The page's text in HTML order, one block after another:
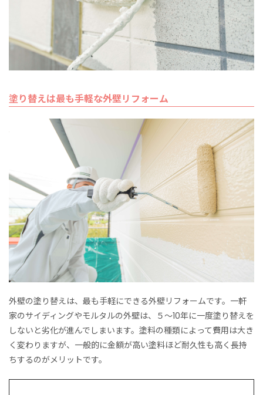
塗り替えは最も手軽な外壁リフォーム
外壁の塗り替えは、最も手軽にできる外壁リフォームです。一軒
家のサイディングやモルタルの外壁は、５～10年に一度塗り替えを
しないと劣化が進んでしまいます。塗料の種類によって費用は大き
く変わりますが、一般的に金額が高い塗料ほど耐久性も高く長持
ちするのがメリットです。